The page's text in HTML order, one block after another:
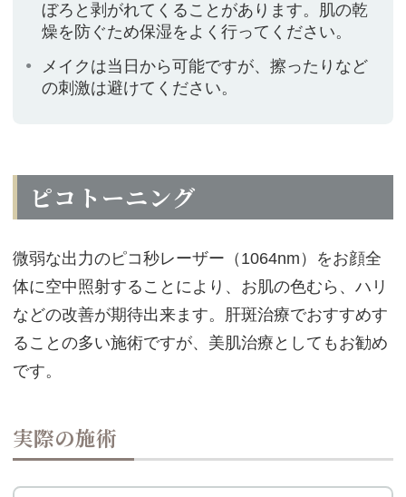
ぼろと剥がれてくることがあります。肌の乾
燥を防ぐため保湿をよく行ってください。
メイクは当日から可能ですが、擦ったりなど
の刺激は避けてください。
ピコトーニング
微弱な出力のピコ秒レーザー（1064nm）をお顔全
体に空中照射することにより、お肌の色むら、ハリ
などの改善が期待出来ます。肝斑治療でおすすめす
ることの多い施術ですが、美肌治療としてもお勧め
です。
実際の施術